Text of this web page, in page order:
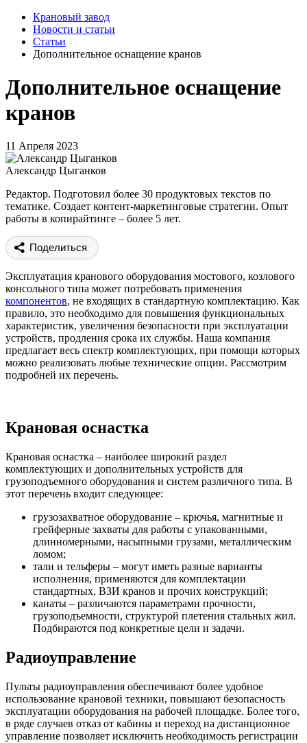
Крановый завод
Новости и статьи
Статьи
Дополнительное оснащение кранов
Дополнительное оснащение
кранов
11 Апреля 2023
Александр Цыганков
Редактор. Подготовил более 30 продуктовых текстов по
тематике. Создает контент-маркетинговые стратегии. Опыт
работы в копирайтинге – более 5 лет.
Поделиться
Эксплуатация кранового оборудования мостового, козлового
консольного типа может потребовать применения
компонентов, не входящих в стандартную комплектацию. Как
правило, это необходимо для повышения функциональных
характеристик, увеличения безопасности при эксплуатации
устройств, продления срока их службы. Наша компания
предлагает весь спектр комплектующих, при помощи которых
можно реализовать любые технические опции. Рассмотрим
подробней их перечень.
Крановая оснастка
Крановая оснастка – наиболее широкий раздел
комплектующих и дополнительных устройств для
грузоподъемного оборудования и систем различного типа. В
этот перечень входит следующее:
грузозахватное оборудование – крючья, магнитные и
грейферные захваты для работы с упакованными,
длинномерными, насыпными грузами, металлическим
ломом;
тали и тельферы – могут иметь разные варианты
исполнения, применяются для комплектации
стандартных, ВЗИ кранов и прочих конструкций;
канаты – различаются параметрами прочности,
грузоподъемности, структурой плетения стальных жил.
Подбираются под конкретные цели и задачи.
Радиоуправление
Пульты радиоуправления обеспечивают более удобное
использование крановой техники, повышают безопасность
эксплуатации оборудования на рабочей площадке. Более того,
в ряде случаев отказ от кабины и переход на дистанционное
управление позволяет исключить необходимость регистрации